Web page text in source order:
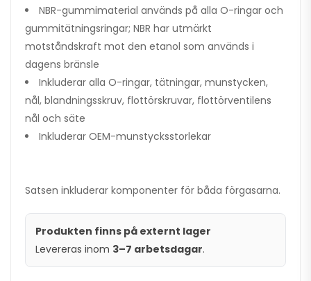
NBR-gummimaterial används på alla O-ringar och
gummitätningsringar; NBR har utmärkt
motståndskraft mot den etanol som används i
dagens bränsle
Inkluderar alla O-ringar, tätningar, munstycken,
nål, blandningsskruv, flottörskruvar, flottörventilens
nål och säte
Inkluderar OEM-munstycksstorlekar
Satsen inkluderar komponenter för båda förgasarna.
Produkten finns på externt lager
Levereras inom 3–7 arbetsdagar.